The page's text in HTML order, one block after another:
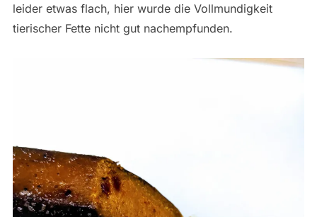
leider etwas flach, hier wurde die Vollmundigkeit
tierischer Fette nicht gut nachempfunden.